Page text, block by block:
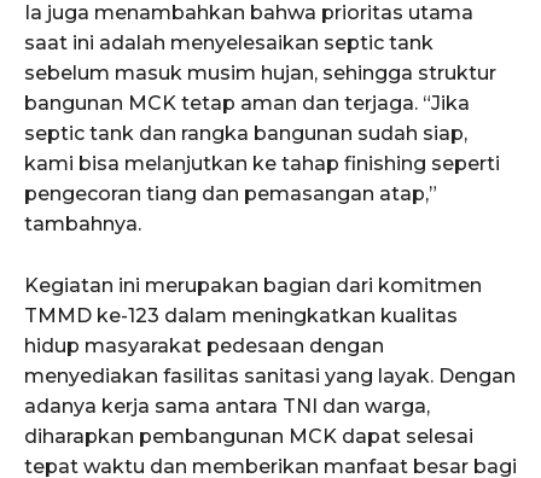
Ia juga menambahkan bahwa prioritas utama
saat ini adalah menyelesaikan septic tank
sebelum masuk musim hujan, sehingga struktur
bangunan MCK tetap aman dan terjaga. “Jika
septic tank dan rangka bangunan sudah siap,
kami bisa melanjutkan ke tahap finishing seperti
pengecoran tiang dan pemasangan atap,”
tambahnya.
Kegiatan ini merupakan bagian dari komitmen
TMMD ke-123 dalam meningkatkan kualitas
hidup masyarakat pedesaan dengan
menyediakan fasilitas sanitasi yang layak. Dengan
adanya kerja sama antara TNI dan warga,
diharapkan pembangunan MCK dapat selesai
tepat waktu dan memberikan manfaat besar bagi